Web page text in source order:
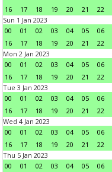
16
17 18 19 20 21 22
Sun 1 Jan 2023
00
01 02 03 04 05 06
16
17 18 19 20 21 22
Mon 2 Jan 2023
00
01 02 03 04 05 06
16
17 18 19 20 21 22
Tue 3 Jan 2023
00
01 02 03 04 05 06
16
17 18 19 20 21 22
Wed 4 Jan 2023
00
01 02 03 04 05 06
16
17 18 19 20 21 22
Thu 5 Jan 2023
00
01 02 03 04 05 06